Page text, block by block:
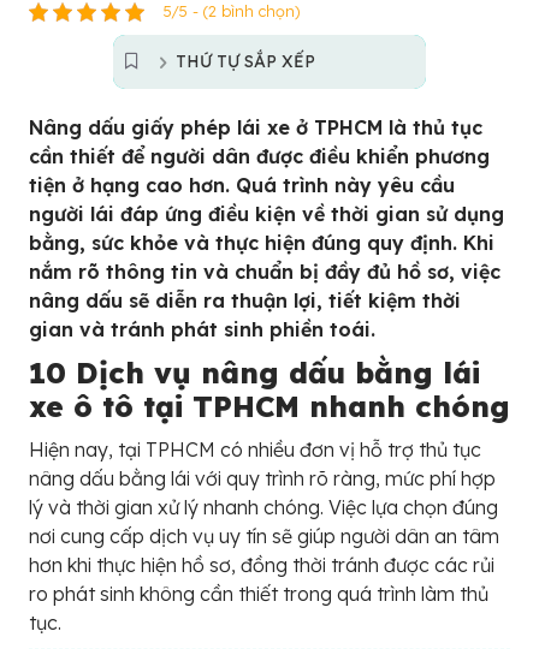
5/5 - (2 bình chọn)
THỨ TỰ SẮP XẾP
Nâng dấu giấy phép lái xe ở TPHCM là thủ tục
cần thiết để người dân được điều khiển phương
tiện ở hạng cao hơn. Quá trình này yêu cầu
người lái đáp ứng điều kiện về thời gian sử dụng
bằng, sức khỏe và thực hiện đúng quy định. Khi
nắm rõ thông tin và chuẩn bị đầy đủ hồ sơ, việc
nâng dấu sẽ diễn ra thuận lợi, tiết kiệm thời
gian và tránh phát sinh phiền toái.
10 Dịch vụ nâng dấu bằng lái
xe ô tô tại TPHCM nhanh chóng
Hiện nay, tại TPHCM có nhiều đơn vị hỗ trợ thủ tục
nâng dấu bằng lái với quy trình rõ ràng, mức phí hợp
lý và thời gian xử lý nhanh chóng. Việc lựa chọn đúng
nơi cung cấp dịch vụ uy tín sẽ giúp người dân an tâm
hơn khi thực hiện hồ sơ, đồng thời tránh được các rủi
ro phát sinh không cần thiết trong quá trình làm thủ
tục.